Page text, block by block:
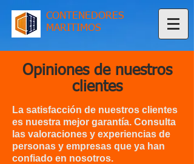
CONTENEDORES
MARITIMOS
Opiniones de nuestros
clientes
La satisfacción de nuestros clientes
es nuestra mejor garantía. Consulta
las valoraciones y experiencias de
personas y empresas que ya han
confiado en nosotros.